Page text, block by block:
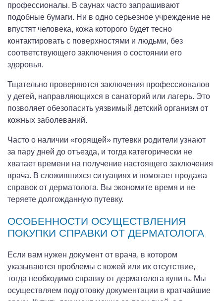
профессионалы. В саунах часто запрашивают
подобные бумаги. Ни в одно серьезное учреждение не
впустят человека, кожа которого будет тесно
контактировать с поверхностями и людьми, без
соответствующего заключения о состоянии его
здоровья.
Тщательно проверяются заключения профессионалов
у детей, направляющихся в санаторий или лагерь. Это
позволяет обезопасить уязвимый детский организм от
кожных заболеваний.
Часто о наличии «горящей» путевки родители узнают
за пару дней до отъезда, и тогда категорически не
хватает времени на получение настоящего заключения
врача. В сложившихся ситуациях и помогает продажа
справок от дерматолога. Вы экономите время и не
теряете долгожданную путевку.
ОСОБЕННОСТИ ОСУЩЕСТВЛЕНИЯ
ПОКУПКИ СПРАВКИ ОТ ДЕРМАТОЛОГА
Если вам нужен документ от врача, в котором
указываются проблемы с кожей или их отсутствие,
тогда необходимо справку от дерматолога купить. Мы
осуществляем подготовку документации в кратчайшие